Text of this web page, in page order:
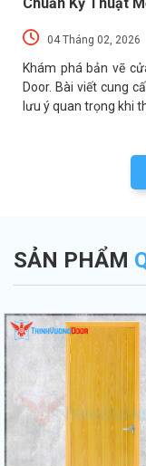
04 Tháng 02, 2026
Khám phá bản vẽ
Door. Bài viết cung
lưu ý quan trọng khi
SẢN PHẨM